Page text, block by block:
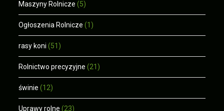
Maszyny Rolnicze (5)
Ogłoszenia Rolnicze (1)
rasy koni (51)
Rolnictwo precyzyjne (21)
świnie (12)
Uprawy rolne (23)